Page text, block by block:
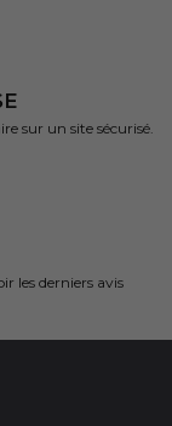
sur un site sécurisé.
les derniers avis